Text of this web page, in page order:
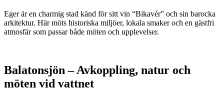
Eger är en charmig stad känd för sitt vin “Bikavér” och sin barocka
arkitektur. Här möts historiska miljöer, lokala smaker och en gästfri
atmosfär som passar både möten och upplevelser.
Balatonsjön – Avkoppling, natur och
möten vid vattnet